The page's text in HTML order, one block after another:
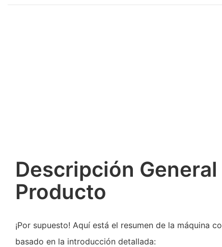
Descripción General
Producto
¡Por supuesto! Aquí está el resumen de la máquina
basado en la introducción detallada: